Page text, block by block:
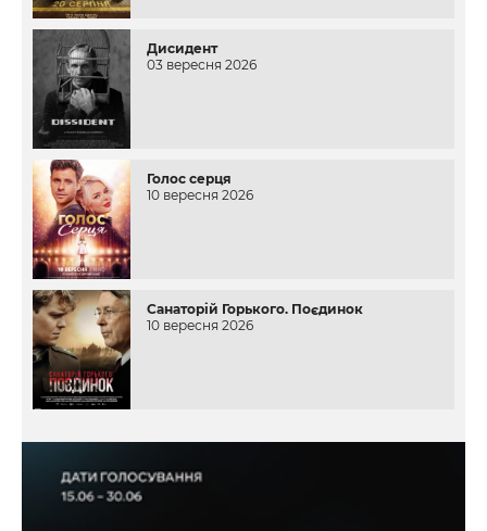
Дисидент
03 вересня 2026
Голос серця
10 вересня 2026
Санаторій Горького. Поєдинок
10 вересня 2026